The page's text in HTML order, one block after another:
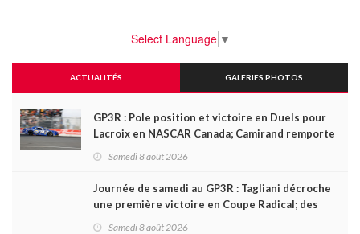
Select Language ▼
ACTUALITÉS GALERIES PHOTOS
GP3R : Pole position et victoire en Duels pour
Lacroix en NASCAR Canada; Camirand remporte
Samedi 8 août 2026
Journée de samedi au GP3R : Tagliani décroche
une première victoire en Coupe Radical; des
Samedi 8 août 2026